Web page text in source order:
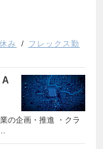
み
フレックス勤
の企画・推進 ・クラ